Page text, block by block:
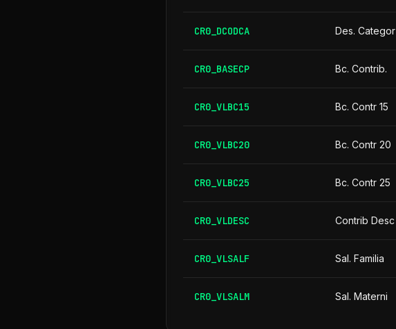
CR0_DCODCA Des. Categor
CR0_BASECP Bc. Contrib.
CR0_VLBC15 Bc. Contr 15
CR0_VLBC20 Bc. Contr 20
CR0_VLBC25 Bc. Contr 25
CR0_VLDESC Contrib Desc
CR0_VLSALF Sal. Familia
CR0_VLSALM Sal. Materni